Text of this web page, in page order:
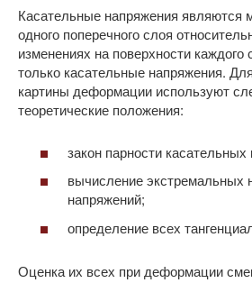
Касательные напряжения являются
одного поперечного слоя
изменениях на поверхности каждого
только касательные напряжения.
картины деформации используют
теоретические положения:
закон парности
вычисление экстремальных
напряжений;
определение всех
Оценка их всех при деформации